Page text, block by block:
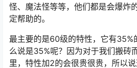
怪、魔法怪等等，他们都是会爆炸
定帮助的。
最主要的是60级的特性，它有35%
么说是35%呢？因为对于我们搬砖
里，特性加2的会很贵很贵，所以